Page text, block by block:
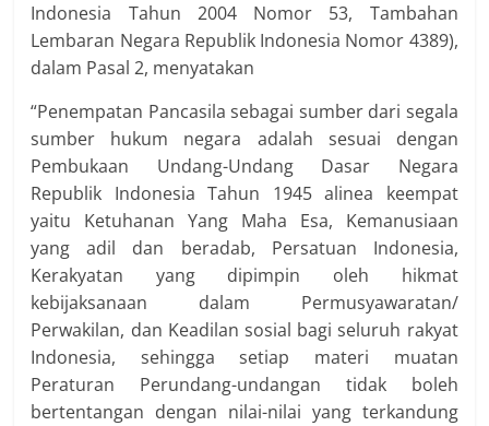
Indonesia Tahun 2004 Nomor 53, Tambahan
Lembaran Negara Republik Indonesia Nomor 4389),
dalam Pasal 2, menyatakan
“Penempatan Pancasila sebagai sumber dari segala
sumber hukum negara adalah sesuai dengan
Pembukaan Undang-Undang Dasar Negara
Republik Indonesia Tahun 1945 alinea keempat
yaitu Ketuhanan Yang Maha Esa, Kemanusiaan
yang adil dan beradab, Persatuan Indonesia,
Kerakyatan yang dipimpin oleh hikmat
kebijaksanaan dalam Permusyawaratan/
Perwakilan, dan Keadilan sosial bagi seluruh rakyat
Indonesia, sehingga setiap materi muatan
Peraturan Perundang-undangan tidak boleh
bertentangan dengan nilai-nilai yang terkandung